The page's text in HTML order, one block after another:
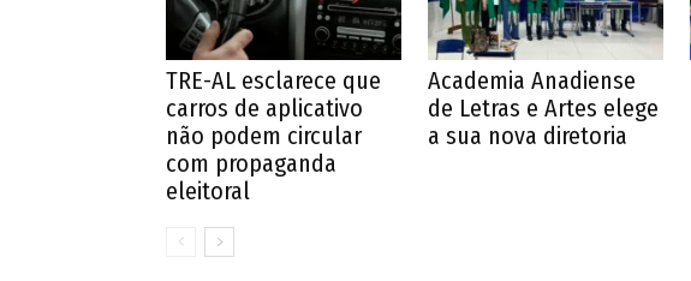
TRE-AL esclarece que
carros de aplicativo
não podem circular
com propaganda
eleitoral
Academia Anadiense
de Letras e Artes elege
a sua nova diretoria